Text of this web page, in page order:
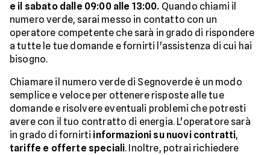
e il sabato dalle 09:00 alle 13:00. Quando chiami il
numero verde, sarai messo in contatto con un
operatore competente che sarà in grado di rispondere
a tutte le tue domande e fornirti l'assistenza di cui hai
bisogno.
Chiamare il numero verde di Segnoverde è un modo
semplice e veloce per ottenere risposte alle tue
domande e risolvere eventuali problemi che potresti
avere con il tuo contratto di energia. L'operatore sarà
in grado di fornirti informazioni su nuovi contratti,
tariffe e offerte speciali. Inoltre, potrai richiedere